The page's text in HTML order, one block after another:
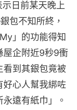
示日前某天晚上
包不知所終，
」的功能得知
屋企附近9秒9衝
看到其銀包竟被
好心人幫我綁咗
遠有紙巾」。